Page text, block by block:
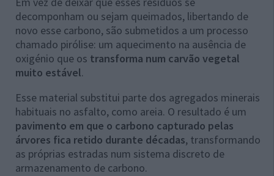
decomponham ou sejam queimados, libertando de
novo esse carbono, são submetidos a um processo
chamado pirólise: um aquecimento na ausência de
oxigénio que os transforma num carvão vegetal
muito estável.
Esse material substitui parte dos agregados minerais
habituais no asfalto, como areia. O resultado é um
pavimento em que o carbono capturado pelas
árvores fica retido durante décadas, transformando
as próprias estradas num sistema discreto de
armazenamento de carbono.